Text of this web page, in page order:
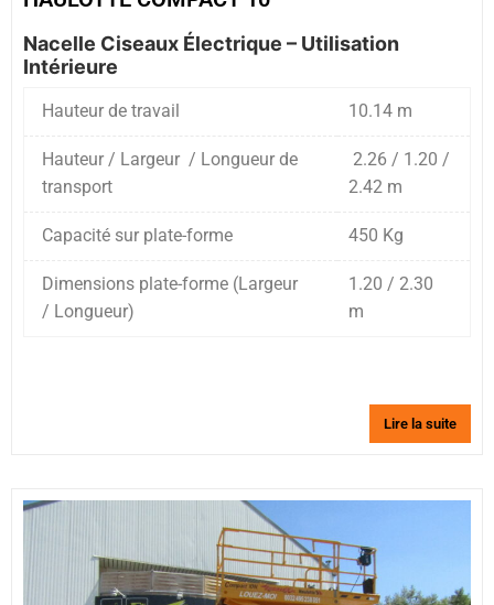
Nacelle Ciseaux Électrique – Utilisation
Intérieure
Hauteur de travail 10.14 m
Hauteur / Largeur / Longueur de
transport
2.26 / 1.20 /
2.42 m
Capacité sur plate-forme 450 Kg
Dimensions plate-forme (Largeur
/ Longueur)
1.20 / 2.30
m
Lire la suite